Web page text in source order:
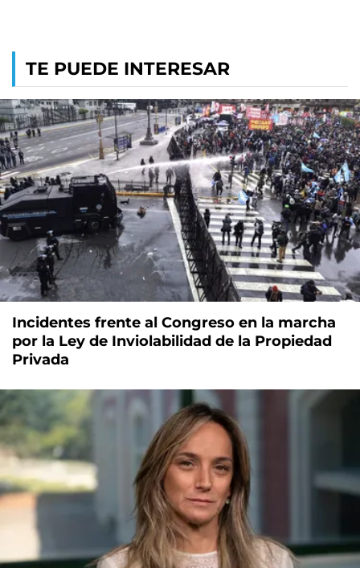
TE PUEDE INTERESAR
Incidentes frente al Congreso en la marcha
por la Ley de Inviolabilidad de la Propiedad
Privada